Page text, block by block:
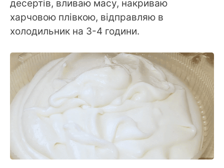
десертів, вливаю масу, накриваю
харчовою плівкою, відправляю в
холодильник на 3-4 години.